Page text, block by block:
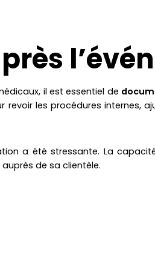
il est essentiel de
les procédures internes,
a été stressante. La
de sa clientèle.